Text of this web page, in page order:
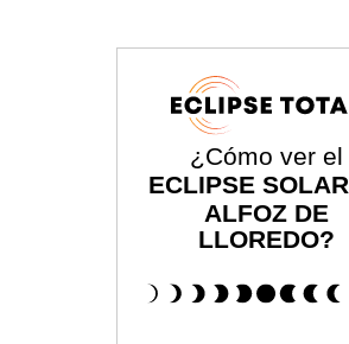
¿Cómo ver el
ECLIPSE SOLAR
ALFOZ DE
LLOREDO?